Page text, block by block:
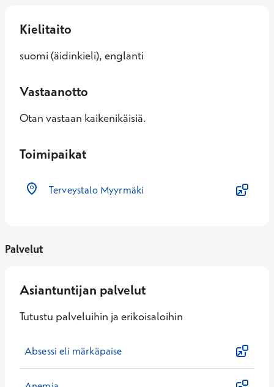
Kielitaito
suomi (äidinkieli), englanti
Vastaanotto
Otan vastaan kaikenikäisiä.
Toimipaikat
Terveystalo Myyrmäki
Palvelut
Asiantuntijan palvelut
Tutustu palveluihin ja erikoisaloihin
Absessi eli märkäpaise